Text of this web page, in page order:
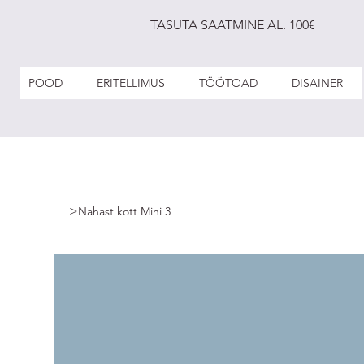
TASUTA SAATMINE AL. 100€
POOD ERITELLIMUS TÖÖTOAD DISAINER
>Nahast kott Mini 3